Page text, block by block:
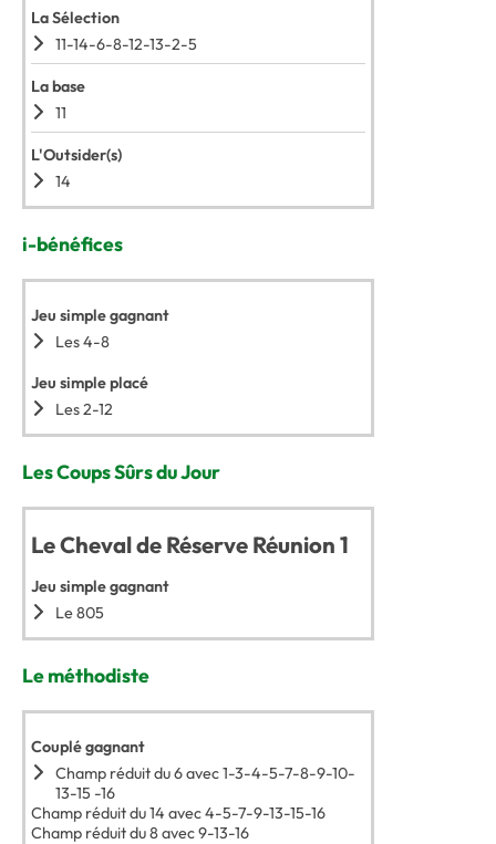
La Sélection
11-14-6-8-12-13-2-5
La base
11
L'Outsider(s)
14
i-bénéfices
Jeu simple gagnant
Les 4-8
Jeu simple placé
Les 2-12
Les Coups Sûrs du Jour
Le Cheval de Réserve Réunion 1
Jeu simple gagnant
Le 805
Le méthodiste
Couplé gagnant
Champ réduit du 6 avec 1-3-4-5-7-8-9-10-
13-15 -16
Champ réduit du 14 avec 4-5-7-9-13-15-16
Champ réduit du 8 avec 9-13-16